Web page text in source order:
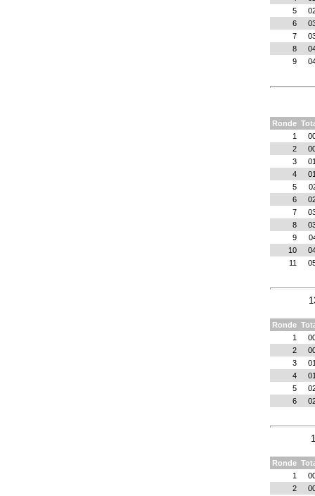
5
6
7
8
9
Ronde
1
2
3
4
5
6
7
8
9
10
11
Ronde
1
2
3
4
5
6
Ronde
1
2